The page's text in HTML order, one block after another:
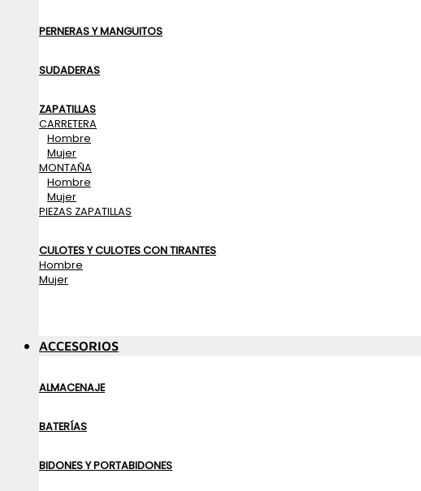
PERNERAS Y MANGUITOS
SUDADERAS
ZAPATILLAS
CARRETERA
Hombre
Mujer
MONTAÑA
Hombre
Mujer
PIEZAS ZAPATILLAS
CULOTES Y CULOTES CON TIRANTES
Hombre
Mujer
ACCESORIOS
ALMACENAJE
BATERÍAS
BIDONES Y PORTABIDONES